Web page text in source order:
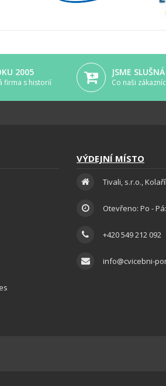
2005
firma s historií
JSME
Co naši
VÝDEJNÍ MÍSTO
Tivali, s.r.o.,
Otevřeno: Po -
+420 549 212 092
info@cvicebni-